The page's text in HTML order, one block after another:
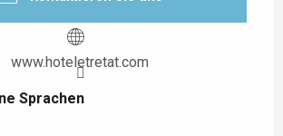
www.hoteletretat.com
Sprachen
Sprachen